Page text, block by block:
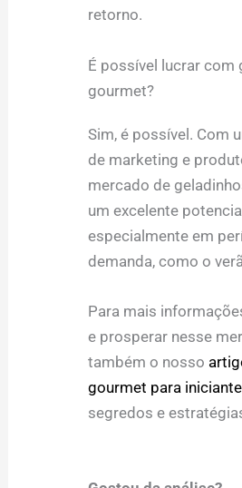
retorno.
É possível lucrar com
gourmet?
Sim, é possível. Com
de marketing e
mercado de
um excelente
especialmente em
demanda, como o
Para mais
e prosperar nesse
também o nosso
gourmet para
segredos e